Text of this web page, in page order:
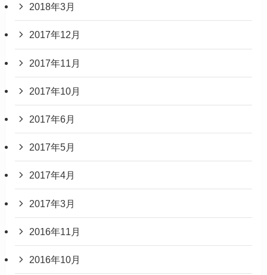
2018年3月
2017年12月
2017年11月
2017年10月
2017年6月
2017年5月
2017年4月
2017年3月
2016年11月
2016年10月